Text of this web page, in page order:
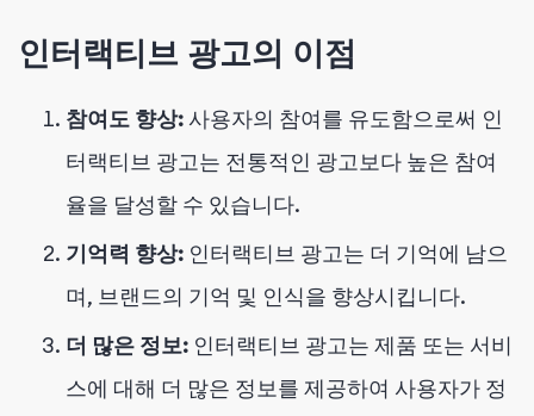
인터랙티브 광고의 이점
참여도 향상: 사용자의 참여를 유도함으로써 인
터랙티브 광고는 전통적인 광고보다 높은 참여
율을 달성할 수 있습니다.
기억력 향상: 인터랙티브 광고는 더 기억에 남으
며, 브랜드의 기억 및 인식을 향상시킵니다.
더 많은 정보: 인터랙티브 광고는 제품 또는 서비
스에 대해 더 많은 정보를 제공하여 사용자가 정